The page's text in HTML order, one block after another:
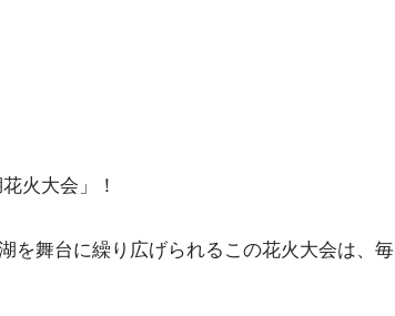
火大会」！
を舞台に繰り広げられるこの花火大会は、毎